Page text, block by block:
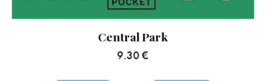
Central Park
9.30 €